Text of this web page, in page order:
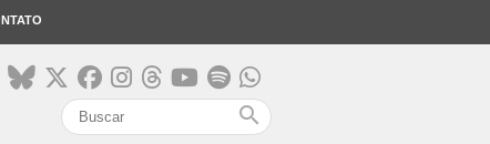
search